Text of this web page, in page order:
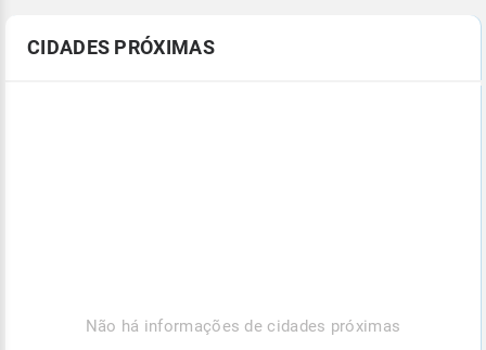
CIDADES PRÓXIMAS
Não há informações de cidades próximas